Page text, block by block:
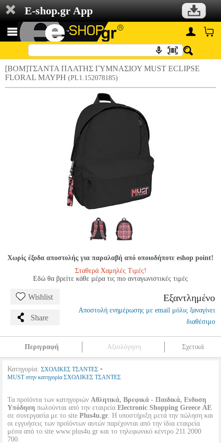
E-shop.gr App
[BOM]ΤΣΑΝΤΑ ΠΛΑΤΗΣ ΓΥΜΝΑΣΙΟΥ MUST ECLIPSE
FLORAL ΜΑΥΡΗ (PL1.152078185)
Χωρίς έξοδα αποστολής για παραλαβή από οποιοδήποτε eshop point!
Σταθερά Χαμηλές Τιμές!
Εδώ θα βρείτε κάθε μέρα τις πιο ανταγωνιστικές τιμές
Wishlist
Share
Εξαντλημένο
Αποστολή ενημέρωσης με email μόλις ξαναγίνει
διαθέσιμο
Περιγραφή Αξιολόγηση Σχετικά
Κατηγορία: ΣΧΟΛΙΚΕΣ ΤΣΑΝΤΕΣ •
MUST στην κατηγορία ΣΧΟΛΙΚΕΣ ΤΣΑΝΤΕΣ
Τα προϊόντα των κατηγοριών Αθλητικά, Βρεφικά - Παιδικά, Ενδυση
Υπόδηση πωλούνται από την εταιρεία Electronic Shopping Greece ΑΕ
σε συνεργασία με το site Plus4u.gr. Η υποστήριξη μετά την πώληση και
οι εγγυήσεις των προϊόντων αυτών παρέχονται από την ίδια εταιρεία
μέσα από το site www.plus4u.gr και το τηλεφωνικό κέντρο 211 2000
700.